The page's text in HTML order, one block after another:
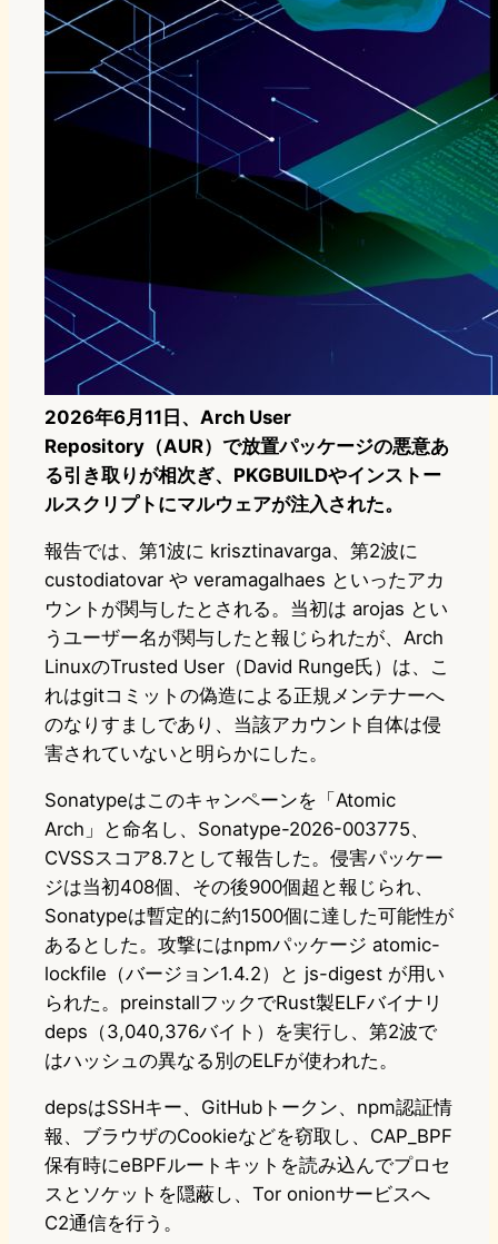
2026年6月11日、Arch User
Repository（AUR）で放置パッケージの悪意あ
る引き取りが相次ぎ、PKGBUILDやインストー
ルスクリプトにマルウェアが注入された。
報告では、第1波に krisztinavarga、第2波に
custodiatovar や veramagalhaes といったアカ
ウントが関与したとされる。当初は arojas とい
うユーザー名が関与したと報じられたが、Arch
LinuxのTrusted User（David Runge氏）は、こ
れはgitコミットの偽造による正規メンテナーへ
のなりすましであり、当該アカウント自体は侵
害されていないと明らかにした。
Sonatypeはこのキャンペーンを「Atomic
Arch」と命名し、Sonatype-2026-003775、
CVSSスコア8.7として報告した。侵害パッケー
ジは当初408個、その後900個超と報じられ、
Sonatypeは暫定的に約1500個に達した可能性が
あるとした。攻撃にはnpmパッケージ atomic-
lockfile（バージョン1.4.2）と js-digest が用い
られた。preinstallフックでRust製ELFバイナリ
deps（3,040,376バイト）を実行し、第2波で
はハッシュの異なる別のELFが使われた。
depsはSSHキー、GitHubトークン、npm認証情
報、ブラウザのCookieなどを窃取し、CAP_BPF
保有時にeBPFルートキットを読み込んでプロセ
スとソケットを隠蔽し、Tor onionサービスへ
C2通信を行う。